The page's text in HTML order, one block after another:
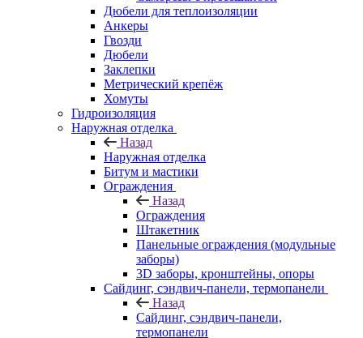
Дюбели для теплоизоляции
Анкеры
Гвозди
Дюбели
Заклепки
Метрический крепёж
Хомуты
Гидроизоляция
Наружная отделка
Назад
Наружная отделка
Битум и мастики
Ограждения
Назад
Ограждения
Штакетник
Панельные ограждения (модульные
заборы)
3D заборы, кронштейны, опоры
Cайдинг, сэндвич-панели, термопанели
Назад
Cайдинг, сэндвич-панели,
термопанели